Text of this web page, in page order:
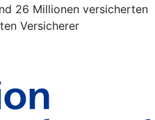
26 Millionen versicherten
Versicherer